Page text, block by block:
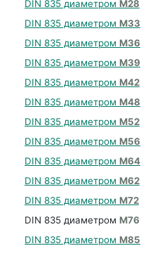
DIN 835 диаметром М28
DIN 835 диаметром М33
DIN 835 диаметром М36
DIN 835 диаметром М39
DIN 835 диаметром М42
DIN 835 диаметром М48
DIN 835 диаметром М52
DIN 835 диаметром М56
DIN 835 диаметром М64
DIN 835 диаметром М62
DIN 835 диаметром М72
DIN 835 диаметром М76
DIN 835 диаметром М85